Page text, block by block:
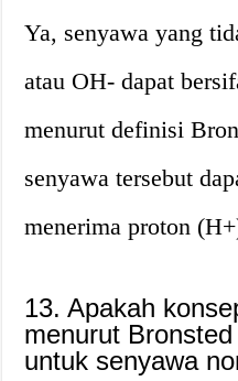
Ya, senyawa yang
atau OH- dapat
menurut definisi
senyawa tersebut
menerima proton
13. Apakah
menurut
untuk senyawa